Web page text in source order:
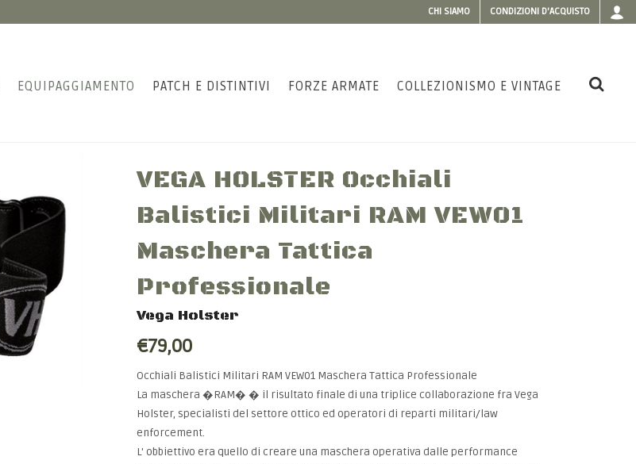
CHI SIAMO CONDIZIONI D'ACQUISTO
EQUIPAGGIAMENTO PATCH E DISTINTIVI FORZE ARMATE COLLEZIONISMO E VINTAGE
VEGA HOLSTER Occhiali
Balistici Militari RAM VEW01
Maschera Tattica
Professionale
Vega Holster
€79,00
Occhiali Balistici Militari RAM VEW01 Maschera Tattica Professionale
La maschera �RAM� � il risultato finale di una triplice collaborazione fra Vega
Holster, specialisti del settore ottico ed operatori di reparti militari/law
enforcement.
L' obbiettivo era quello di creare una maschera operativa dalle performance